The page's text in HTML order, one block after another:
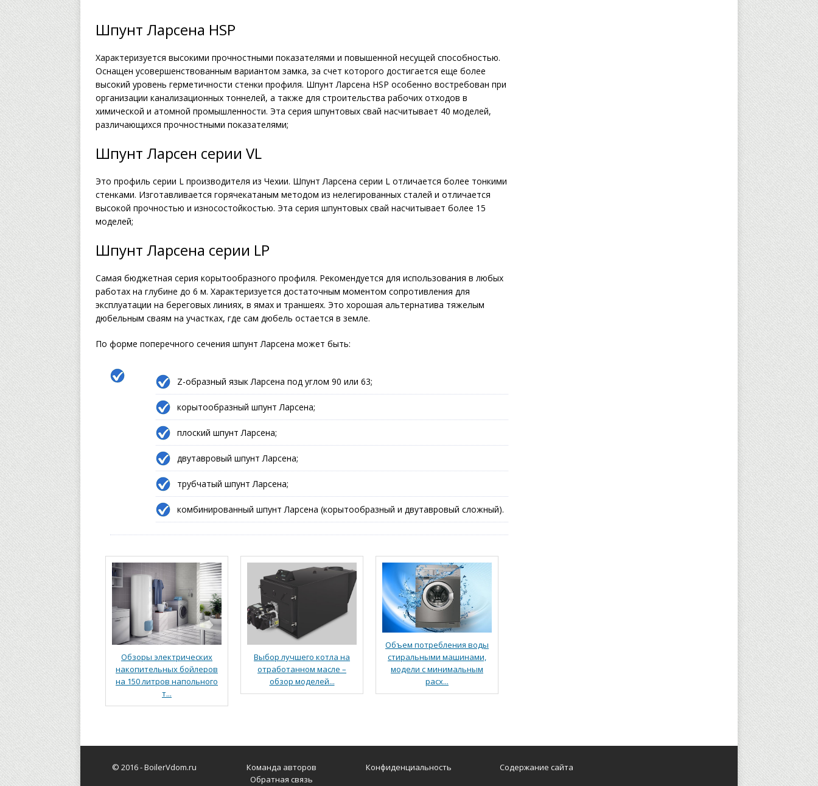
Шпунт Ларсена HSP
Характеризуется высокими прочностными показателями и повышенной несущей способностью.
Оснащен усовершенствованным вариантом замка, за счет которого достигается еще более
высокий уровень герметичности стенки профиля. Шпунт Ларсена HSP особенно востребован при
организации канализационных тоннелей, а также для строительства рабочих отходов в
химической и атомной промышленности. Эта серия шпунтовых свай насчитывает 40 моделей,
различающихся прочностными показателями;
Шпунт Ларсен серии VL
Это профиль серии L производителя из Чехии. Шпунт Ларсена серии L отличается более тонкими
стенками. Изготавливается горячекатаным методом из нелегированных сталей и отличается
высокой прочностью и износостойкостью. Эта серия шпунтовых свай насчитывает более 15
моделей;
Шпунт Ларсена серии LP
Самая бюджетная серия корытообразного профиля. Рекомендуется для использования в любых
работах на глубине до 6 м. Характеризуется достаточным моментом сопротивления для
эксплуатации на береговых линиях, в ямах и траншеях. Это хорошая альтернатива тяжелым
дюбельным сваям на участках, где сам дюбель остается в земле.
По форме поперечного сечения шпунт Ларсена может быть:
Z-образный язык Ларсена под углом 90 или 63;
корытообразный шпунт Ларсена;
плоский шпунт Ларсена;
двутавровый шпунт Ларсена;
трубчатый шпунт Ларсена;
комбинированный шпунт Ларсена (корытообразный и двутавровый сложный).
Обзоры электрических
накопительных бойлеров
на 150 литров напольного
т...
Выбор лучшего котла на
отработанном масле –
обзор моделей...
Объем потребления воды
стиральными машинами,
модели с минимальным
расх...
© 2016 -BoilerVdom.ru
Команда авторов
Обратная связь
Конфиденциальность Содержание сайта